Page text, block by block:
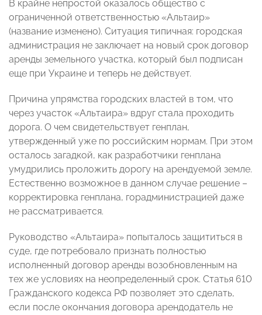
В крайне непростой оказалось общество с
ограниченной ответственностью «Альтаир»
(название изменено). Ситуация типичная: городская
администрация не заключает на новый срок договор
аренды земельного участка, который был подписан
еще при Украине и теперь не действует.
Причина упрямства городских властей в том, что
через участок «Альтаира» вдруг стала проходить
дорога. О чем свидетельствует генплан,
утвержденный уже по российским нормам. При этом
осталось загадкой, как разработчики генплана
умудрились проложить дорогу на арендуемой земле.
Естественно возможное в данном случае решение –
корректировка генплана, горадминистрацией даже
не рассматривается.
Руководство «Альтаира» попыталось защититься в
суде, где потребовало признать полностью
исполненный договор аренды возобновленным на
тех же условиях на неопределенный срок. Статья 610
Гражданского кодекса РФ позволяет это сделать,
если после окончания договора арендодатель не